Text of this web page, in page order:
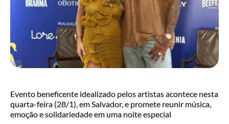
Evento beneficente idealizado pelos artistas acontece nesta
quarta-feira (28/1), em Salvador, e promete reunir música,
emoção e solidariedade em uma noite especial